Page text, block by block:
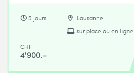
5 jours
Lausanne
sur place ou en ligne
CHF
4'900.–